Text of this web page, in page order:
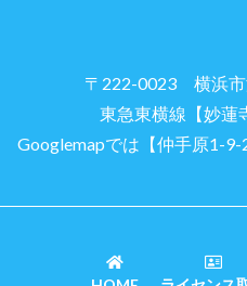
〒222-0023 横浜市
東急東横線【妙蓮
Googlemapでは【仲手原1-